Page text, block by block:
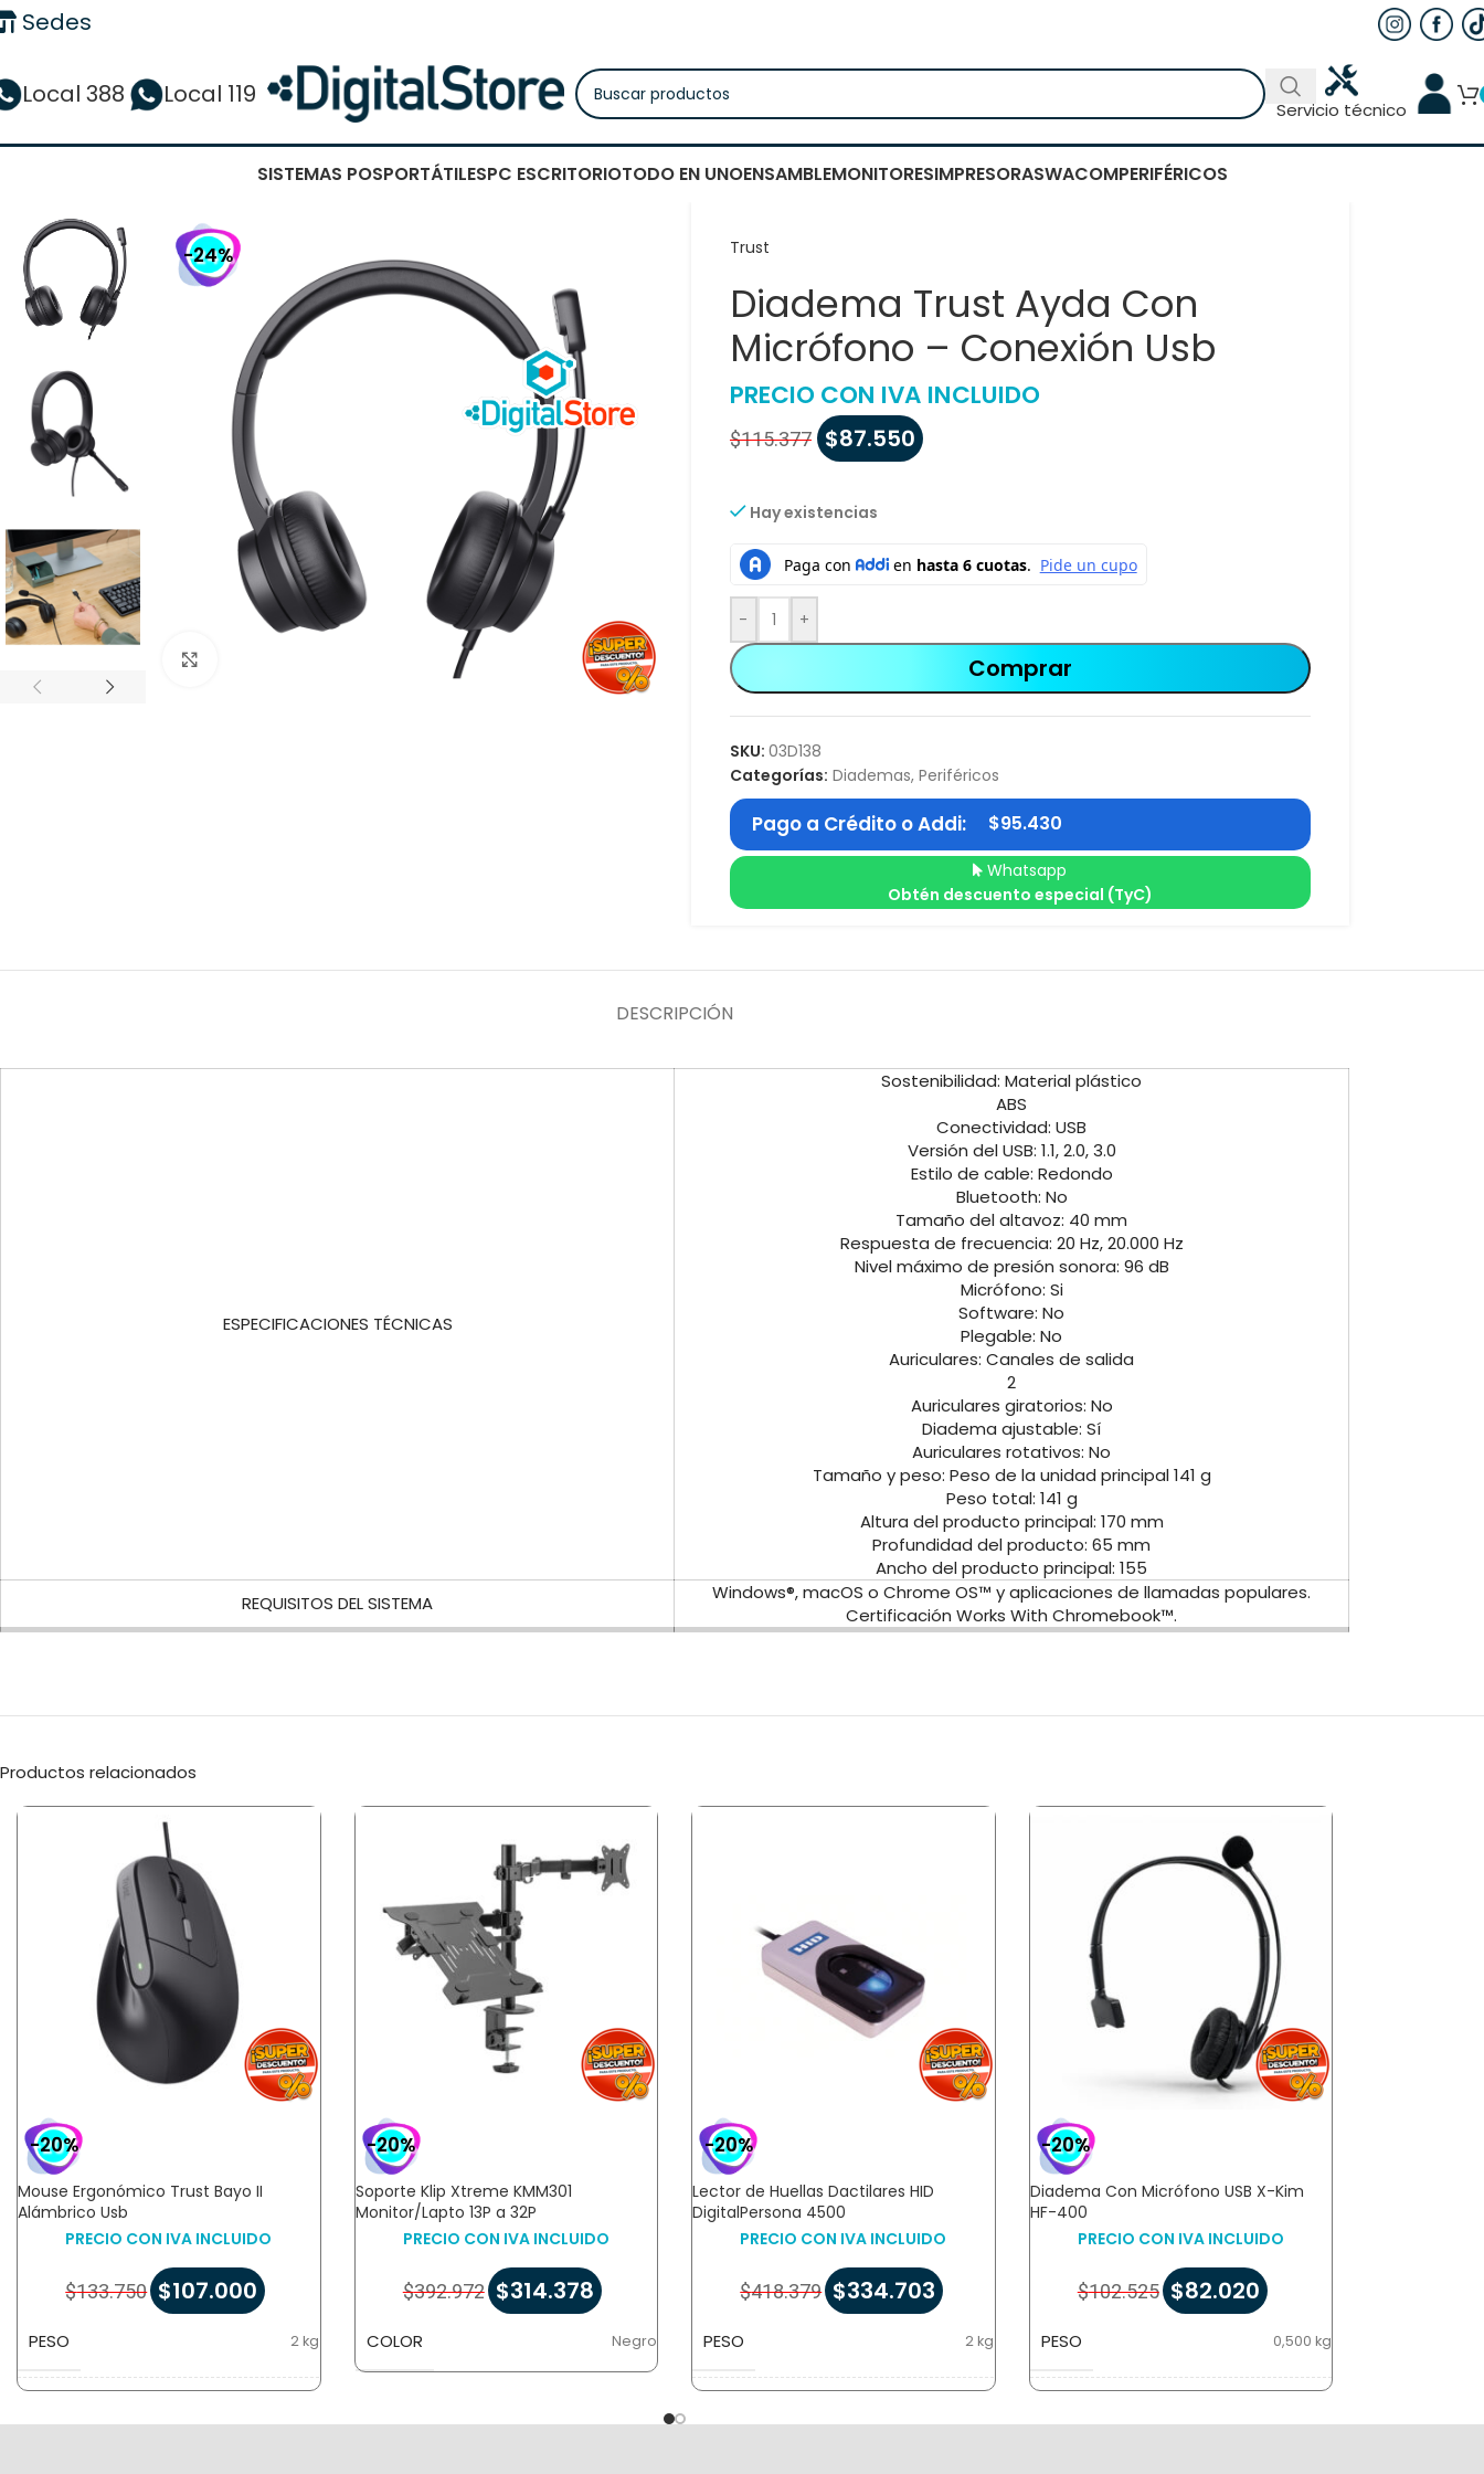
Sedes
Local 388 Local 119
Servicio técnico
SISTEMAS POSPORTÁTILESPC ESCRITORIOTODO EN UNOENSAMBLEMONITORESIMPRESORASWACOMPERIFÉRICOS
-24% Trust
Diadema Trust Ayda Con
Micrófono – Conexión Usb
PRECIO CON IVA INCLUIDO
$115.377 $87.550
Hay existencias
- +
Comprar
SKU: 03D138
Categorías: Diademas, Periféricos
Pago a Crédito o Addi: $95.430
Whatsapp
Obtén descuento especial (TyC)
DESCRIPCIÓN
ESPECIFICACIONES TÉCNICAS
Sostenibilidad: Material plástico
ABS
Conectividad: USB
Versión del USB: 1.1, 2.0, 3.0
Estilo de cable: Redondo
Bluetooth: No
Tamaño del altavoz: 40 mm
Respuesta de frecuencia: 20 Hz, 20.000 Hz
Nivel máximo de presión sonora: 96 dB
Micrófono: Si
Software: No
Plegable: No
Auriculares: Canales de salida
2
Auriculares giratorios: No
Diadema ajustable: Sí
Auriculares rotativos: No
Tamaño y peso: Peso de la unidad principal 141 g
Peso total: 141 g
Altura del producto principal: 170 mm
Profundidad del producto: 65 mm
Ancho del producto principal: 155
REQUISITOS DEL SISTEMA
Windows®, macOS o Chrome OS™ y aplicaciones de llamadas populares.
Certificación Works With Chromebook™.
Productos relacionados
-20%
Mouse Ergonómico Trust Bayo II
Alámbrico Usb
PRECIO CON IVA INCLUIDO
$133.750 $107.000
PESO 2 kg
-20%
Soporte Klip Xtreme KMM301
Monitor/Lapto 13P a 32P
PRECIO CON IVA INCLUIDO
$392.972 $314.378
COLOR Negro
-20%
Lector de Huellas Dactilares HID
DigitalPersona 4500
PRECIO CON IVA INCLUIDO
$418.379 $334.703
PESO 2 kg
-20%
Diadema Con Micrófono USB X-Kim
HF-400
PRECIO CON IVA INCLUIDO
$102.525 $82.020
PESO 0,500 kg